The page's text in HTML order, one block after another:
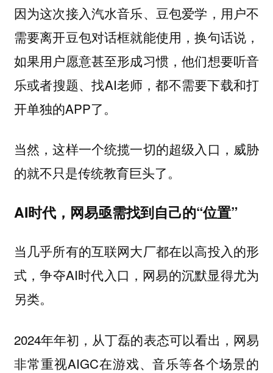
因为这次接入汽水音乐、豆包爱学，用户不
需要离开豆包对话框就能使用，换句话说，
如果用户愿意甚至形成习惯，他们想要听音
乐或者搜题、找AI老师，都不需要下载和打
开单独的APP了。
当然，这样一个统揽一切的超级入口，威胁
的就不只是传统教育巨头了。
AI时代，网易亟需找到自己的“位置”
当几乎所有的互联网大厂都在以高投入的形
式，争夺AI时代入口，网易的沉默显得尤为
另类。
2024年年初，从丁磊的表态可以看出，网易
非常重视AIGC在游戏、音乐等各个场景的